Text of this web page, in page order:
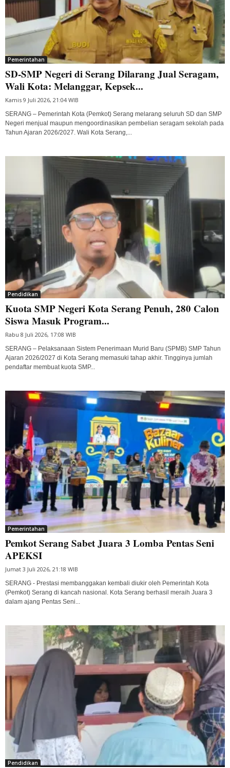
Pemerintahan
SD-SMP Negeri di Serang Dilarang Jual Seragam,
Wali Kota: Melanggar, Kepsek...
Kamis 9 Juli 2026, 21:04 WIB
SERANG – Pemerintah Kota (Pemkot) Serang melarang seluruh SD dan SMP
Negeri menjual maupun mengoordinasikan pembelian seragam sekolah pada
Tahun Ajaran 2026/2027. Wali Kota Serang,...
Pendidikan
Kuota SMP Negeri Kota Serang Penuh, 280 Calon
Siswa Masuk Program...
Rabu 8 Juli 2026, 17:08 WIB
SERANG – Pelaksanaan Sistem Penerimaan Murid Baru (SPMB) SMP Tahun
Ajaran 2026/2027 di Kota Serang memasuki tahap akhir. Tingginya jumlah
pendaftar membuat kuota SMP...
Pemerintahan
Pemkot Serang Sabet Juara 3 Lomba Pentas Seni
APEKSI
Jumat 3 Juli 2026, 21:18 WIB
SERANG - Prestasi membanggakan kembali diukir oleh Pemerintah Kota
(Pemkot) Serang di kancah nasional. Kota Serang berhasil meraih Juara 3
dalam ajang Pentas Seni...
Pendidikan